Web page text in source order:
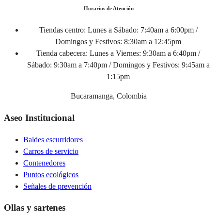
Horarios de Atención
Tiendas centro: Lunes a Sábado: 7:40am a 6:00pm /
Domingos y Festivos: 8:30am a 12:45pm
Tienda cabecera: Lunes a Viernes: 9:30am a 6:40pm /
Sábado: 9:30am a 7:40pm / Domingos y Festivos: 9:45am a
1:15pm
Bucaramanga, Colombia
Aseo Institucional
Baldes escurridores
Carros de servicio
Contenedores
Puntos ecológicos
Señales de prevención
Ollas y sartenes